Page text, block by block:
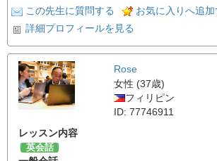
この先生に質問する
お気に入りへ追加
詳細プロフィールを見る
Rose
女性 (37歳)
フィリピン
ID: 77746911
レッスン内容
英会話